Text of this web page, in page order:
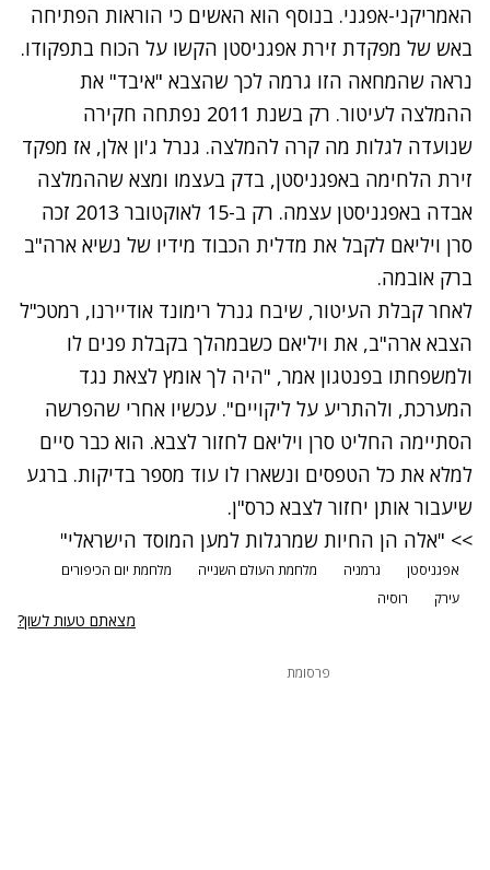
האמריקני-אפגני. בנוסף הוא האשים כי הוראות הפתיחה
באש של מפקדת זירת אפגניסטן הקשו על הכוח בתפקודו.
נראה שהמחאה הזו גרמה לכך שהצבא "איבד" את
ההמלצה לעיטור. רק בשנת 2011 נפתחה חקירה
שנועדה לגלות מה קרה להמלצה. גנרל ג'ון אלן, אז מפקד
זירת הלחימה באפגניסטן, בדק בעצמו ומצא שההמלצה
אבדה באפגניסטן עצמה. רק ב-15 לאוקטובר 2013 זכה
סרן ויליאם לקבל את מדלית הכבוד מידיו של נשיא ארה"ב
ברק אובמה.
לאחר קבלת העיטור, שיבח גנרל רימונד אודיירנו, רמטכ"ל
הצבא ארה"ב, את ויליאם כשבמהלך בקבלת פנים לו
ולמשפחתו בפנטגון אמר, "היה לך אומץ לצאת נגד
המערכת, ולהתריע על ליקויים". עכשיו אחרי שהפרשה
הסתיימה החליט סרן ויליאם לחזור לצבא. הוא כבר סיים
למלא את כל הטפסים ונשארו לו עוד מספר בדיקות. ברגע
שיעבור אותן יחזור לצבא כרס"ן.
>> "אלה הן החיות שמרגלות למען המוסד הישראלי"
אפגניסטן גרמניה מלחמת העולם השנייה
מלחמת יום הכיפורים
עירק
רוסיה
מצאתם טעות לשון?
פרסומת